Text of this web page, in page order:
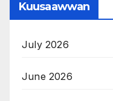
Kuusaawwan
July 2026
June 2026